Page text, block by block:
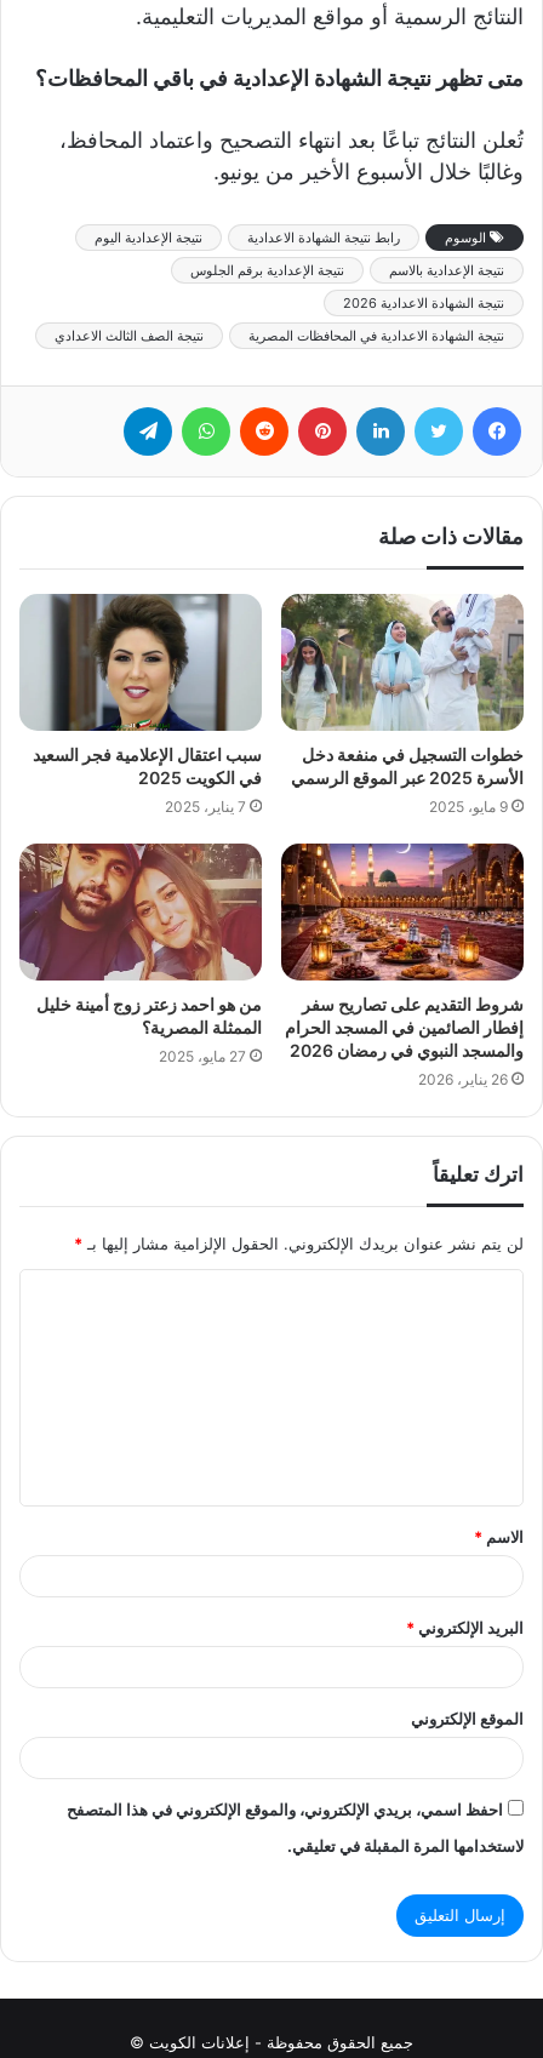
النتائج الرسمية أو مواقع المديريات التعليمية.
متى تظهر نتيجة الشهادة الإعدادية في باقي المحافظات؟
تُعلن النتائج تباعًا بعد انتهاء التصحيح واعتماد المحافظ،
وغالبًا خلال الأسبوع الأخير من يونيو.
الوسوم رابط نتيجة الشهادة الاعدادية
نتيجة الإعدادية اليوم
نتيجة الإعدادية بالاسم
نتيجة الإعدادية برقم الجلوس
نتيجة الشهادة الاعدادية 2026
نتيجة الشهادة الاعدادية في المحافظات المصرية
نتيجة الصف الثالث الاعدادي
مقالات ذات صلة
خطوات التسجيل في منفعة دخل
الأسرة 2025 عبر الموقع الرسمي
9 مايو، 2025
سبب اعتقال الإعلامية فجر السعيد
في الكويت 2025
7 يناير، 2025
شروط التقديم على تصاريح سفر
إفطار الصائمين في المسجد الحرام
والمسجد النبوي في رمضان 2026
26 يناير، 2026
من هو احمد زعتر زوج أمينة خليل
الممثلة المصرية؟
27 مايو، 2025
اترك تعليقاً
لن يتم نشر عنوان بريدك الإلكتروني. الحقول الإلزامية مشار إليها بـ *
ق
*
الاسم *
البريد الإلكتروني*
الموقع الإلكتروني
احفظ اسمي، بريدي الإلكتروني، والموقع الإلكتروني في هذا المتصفح
لاستخدامها المرة المقبلة في تعليقي.
جميع الحقوق محفوظة - إعلانات الكويت ©